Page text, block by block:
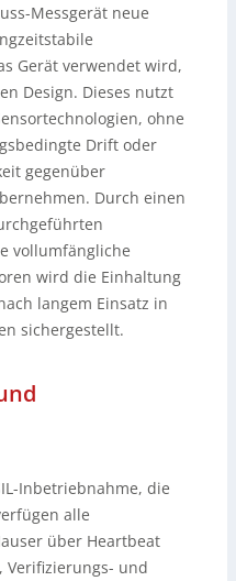
Messgerät neue
Gerät verwendet wird,
Design. Dieses nutzt
ohne
Drift oder
gegenüber
Durch einen
vollumfängliche
wird die Einhaltung
langem Einsatz in
sichergestellt.
Inbetriebnahme, die
alle
über Heartbeat
Verifizierungs- und